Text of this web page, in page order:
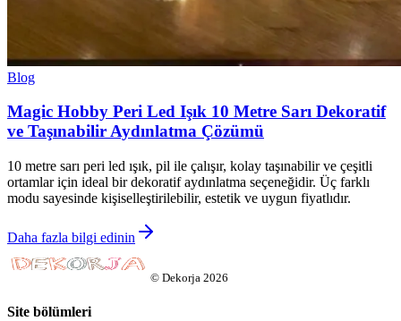
Blog
Magic Hobby Peri Led Işık 10 Metre Sarı Dekoratif
ve Taşınabilir Aydınlatma Çözümü
10 metre sarı peri led ışık, pil ile çalışır, kolay taşınabilir ve çeşitli
ortamlar için ideal bir dekoratif aydınlatma seçeneğidir. Üç farklı
modu sayesinde kişiselleştirilebilir, estetik ve uygun fiyatlıdır.
Daha fazla bilgi edinin
© Dekorja 2026
Site bölümleri